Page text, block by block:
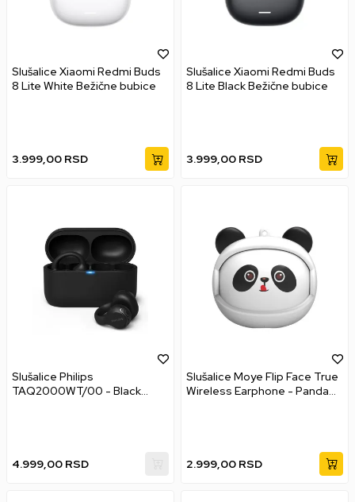
Slušalice Xiaomi Redmi Buds
8 Lite White Bežične bubice
3.999,00 RSD
Slušalice Xiaomi Redmi Buds
8 Lite Black Bežične bubice
3.999,00 RSD
Slušalice Philips
TAQ2000WT/00 - Black
4.999,00 RSD
Slušalice Moye Flip Face True
Wireless Earphone - Panda
2.999,00 RSD